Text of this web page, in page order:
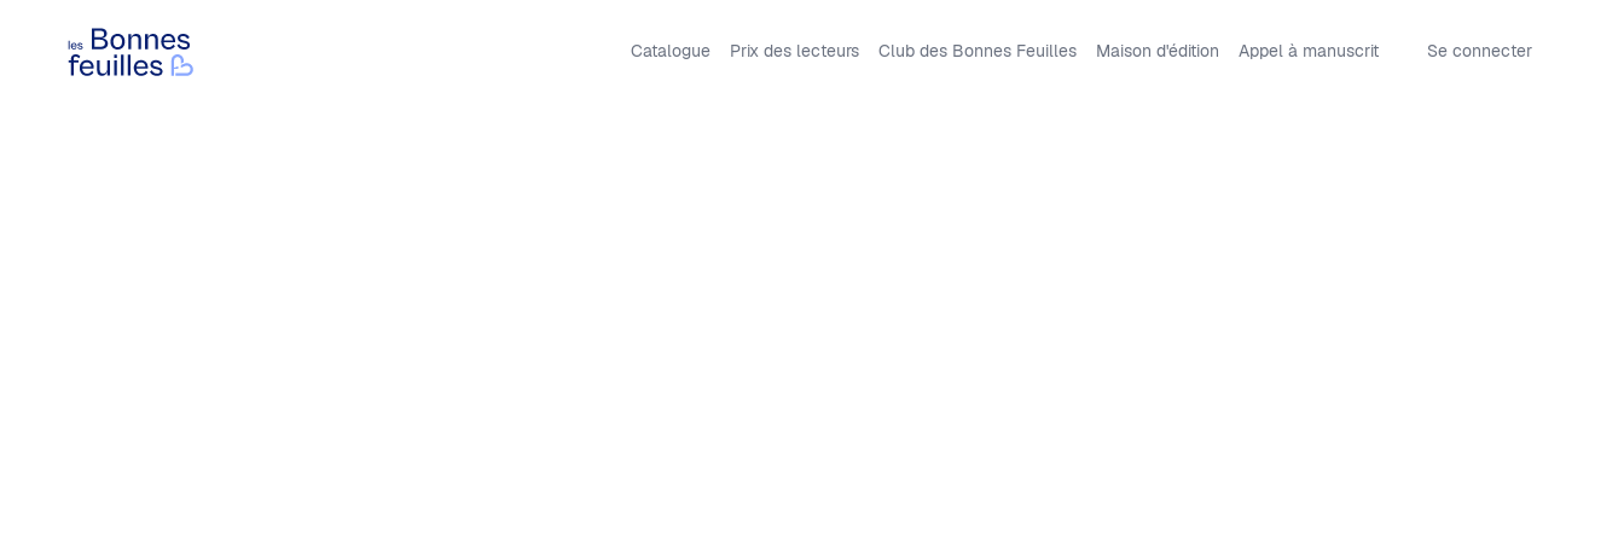
Les Bonnes Feuilles Catalogue Prix des lecteurs Club des Bonnes Feuilles Maison d'édition Appel à manuscrit Se connecter